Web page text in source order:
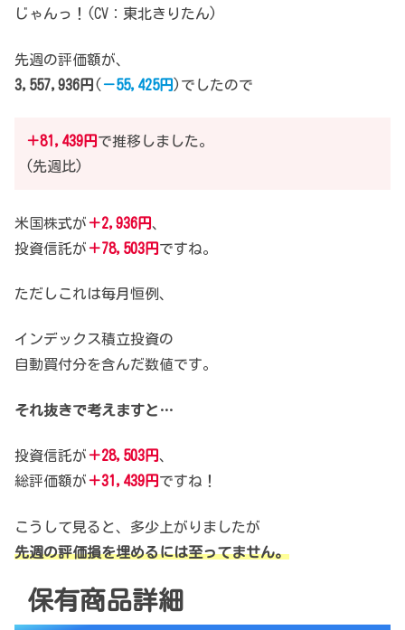
じゃんっ！(CV：東北きりたん)
先週の評価額が、
3,557,936円 ( －55,425円 )でしたので
＋81,439円 で推移しました。
(先週比)
米国株式が＋2,936円、
投資信託が＋78,503円 ですね。
ただしこれは毎月恒例、
インデックス積立投資の
自動買付分を含んだ数値です。
それ抜きで考えますと…
投資信託が＋28,503円、
総評価額が＋31,439円 ですね！
こうして見ると、多少上がりましたが
先週の評価損を埋めるには至ってません。
保有商品詳細